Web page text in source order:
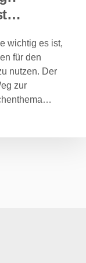
wichtig es ist,
für den
nutzen. Der
zur